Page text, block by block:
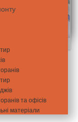
та офісів
матеріали
дива:
затишніше,
приміщення до
приміщень
ними з вами.